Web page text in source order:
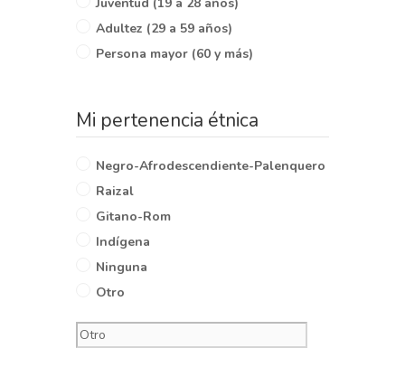
Adultez (29 a 59 años)
Persona mayor (60 y más)
Mi pertenencia étnica
Negro-Afrodescendiente-Palenquero
Raizal
Gitano-Rom
Indígena
Ninguna
Otro